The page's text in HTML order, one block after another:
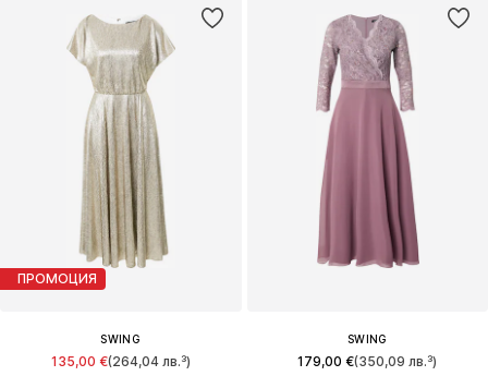
ПРОМОЦИЯ
SWING
135,00 €(264,04 лв.³)
SWING
179,00 €(350,09 лв.³)